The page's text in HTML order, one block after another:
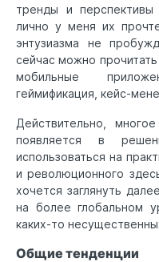
тренды и перспективы
лично у меня их
энтузиазма не
сейчас можно
мобильные
геймификация, кейс-
Действительно,
появляется в
использоваться на
и революционного
хочется заглянуть
на более глобальном
каких-то
Общие тенденции